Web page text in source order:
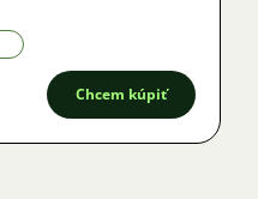
Chcem kúpiť